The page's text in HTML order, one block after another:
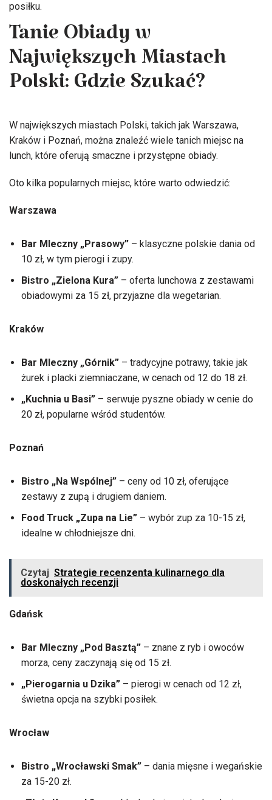
posiłku.
Tanie Obiady w
Największych Miastach
Polski: Gdzie Szukać?
W największych miastach Polski, takich jak Warszawa,
Kraków i Poznań, można znaleźć wiele tanich miejsc na
lunch, które oferują smaczne i przystępne obiady.
Oto kilka popularnych miejsc, które warto odwiedzić:
Warszawa
Bar Mleczny „Prasowy” – klasyczne polskie dania od
10 zł, w tym pierogi i zupy.
Bistro „Zielona Kura” – oferta lunchowa z zestawami
obiadowymi za 15 zł, przyjazne dla wegetarian.
Kraków
Bar Mleczny „Górnik” – tradycyjne potrawy, takie jak
żurek i placki ziemniaczane, w cenach od 12 do 18 zł.
„Kuchnia u Basi” – serwuje pyszne obiady w cenie do
20 zł, popularne wśród studentów.
Poznań
Bistro „Na Wspólnej” – ceny od 10 zł, oferujące
zestawy z zupą i drugiem daniem.
Food Truck „Zupa na Lie” – wybór zup za 10-15 zł,
idealne w chłodniejsze dni.
Czytaj Strategie recenzenta kulinarnego dla
doskonałych recenzji
Gdańsk
Bar Mleczny „Pod Basztą” – znane z ryb i owoców
morza, ceny zaczynają się od 15 zł.
„Pierogarnia u Dzika” – pierogi w cenach od 12 zł,
świetna opcja na szybki posiłek.
Wrocław
Bistro „Wrocławski Smak” – dania mięsne i wegańskie
za 15-20 zł.